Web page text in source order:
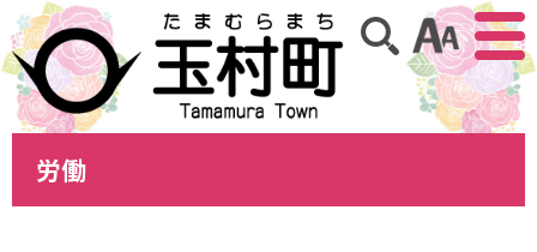
アクセ
サイト内検索
労働